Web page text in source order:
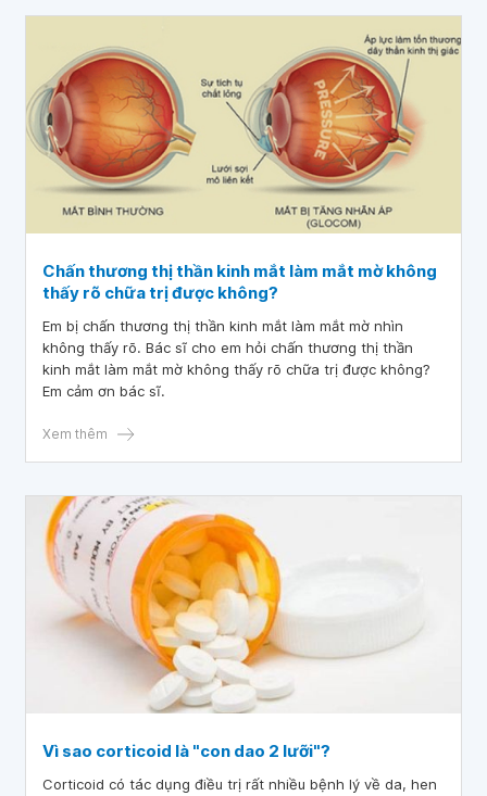
Chấn thương thị thần kinh mắt làm mắt mờ không
thấy rõ chữa trị được không?
Em bị chấn thương thị thần kinh mắt làm mắt mờ nhìn
không thấy rõ. Bác sĩ cho em hỏi chấn thương thị thần
kinh mắt làm mắt mờ không thấy rõ chữa trị được không?
Em cảm ơn bác sĩ.
Xem thêm
Vì sao corticoid là "con dao 2 lưỡi"?
Corticoid có tác dụng điều trị rất nhiều bệnh lý về da, hen